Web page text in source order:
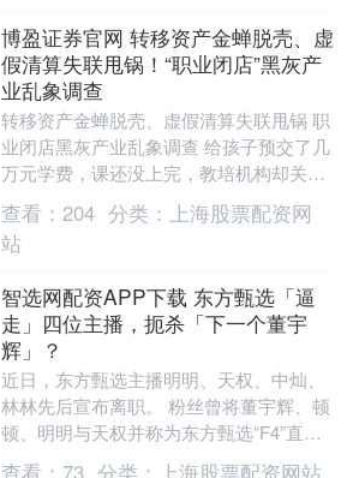
博盈证券官网 转移资产金蝉脱壳、虚
假清算失联甩锅！“职业闭店”黑灰产
业乱象调查
转移资产金蝉脱壳、虚假清算失联甩锅 职
业闭店黑灰产业乱象调查 给孩子预交了几
万元学费，课还没上完，教培机构却关门
闭店。家长找上门发现机构法人发生变
更，老板早已金....
查看： 204 分类： 上海股票配资网
站
智选网配资APP下载 东方甄选「逼
走」四位主播，扼杀「下一个董宇
辉」？
近日，东方甄选主播明明、天权、中灿、
林林先后宣布离职。 粉丝曾将董宇辉、顿
顿、明明与天权并称为东方甄选“F4”直播
组合，如今四人悉数离开，这一标签正式